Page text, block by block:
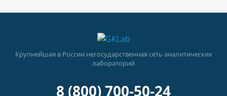
Крупнейшая в России негосударственная сеть аналитических
лабораторий
8 (800) 700-50-24